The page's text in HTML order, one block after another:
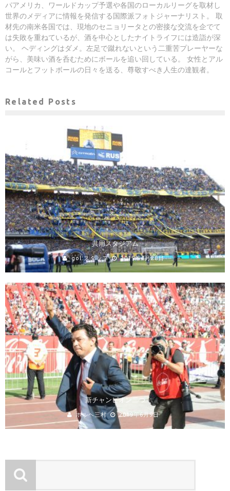
パアメリカ、ワールドカップ予選や各国のローカルリーグを取材し
世界のメディアに情報を発信する国際派フォトジャーナリスト。 取
材先の南米各国では、現地のセニョリータとの密接な交流を企でて
は失敗を重ねているが、酒を中心としたナイトライフには造詣が深
い。 ヘディングはダメ。左足で蹴れないという二重苦プレーヤーな
がら、美味い酒を呑むためにボールを追い回している。 女性とアル
コールとフットボールの日々を送る、尊敬すべき人生の達観者。
Related Posts
共用スタジアム
gol.スタッフ 2019年4月28日
新チャンピオン二つ
ホルヘ三村 2019年6月9日